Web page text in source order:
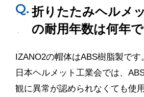
折りたたみヘルメ
の耐用年数は何年
IZANO2の帽体はABS樹脂製です
日本ヘルメット工業会では、
観に異常が認められなくても使